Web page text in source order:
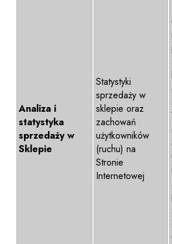
Analiza i
statystyka
sprzedaży w
Sklepie
Statystyki
sprzedaży w
sklepie oraz
zachowań
użytkowników
(ruchu) na
Stronie
Internetowej